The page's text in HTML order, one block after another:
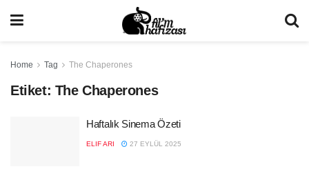
Home Tag The Chaperones
Etiket: The Chaperones
Haftalık Sinema Özeti
ELIF ARI 27 EYLÜL 2025